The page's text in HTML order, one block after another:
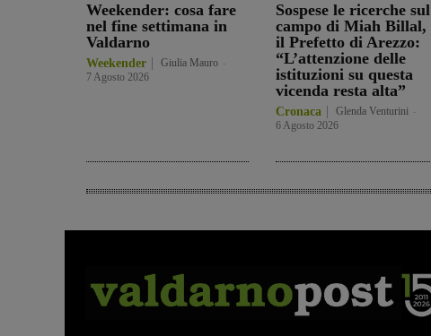
Weekender: cosa fare
nel fine settimana in
Valdarno
Weekender Giulia Mauro
7 Agosto 2026
Sospese le ricerche sul
campo di Miah Billal,
il Prefetto di Arezzo:
“L’attenzione delle
istituzioni su questa
vicenda resta alta”
Cronaca Glenda Venturini
6 Agosto 2026